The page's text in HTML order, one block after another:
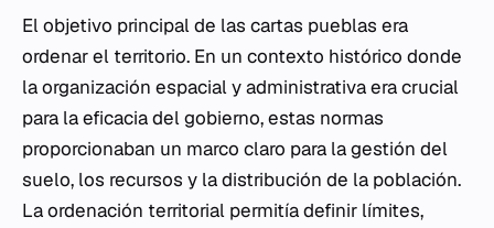
El objetivo principal de las cartas pueblas era
ordenar el territorio. En un contexto histórico donde
la organización espacial y administrativa era crucial
para la eficacia del gobierno, estas normas
proporcionaban un marco claro para la gestión del
suelo, los recursos y la distribución de la población.
La ordenación territorial permitía definir límites,